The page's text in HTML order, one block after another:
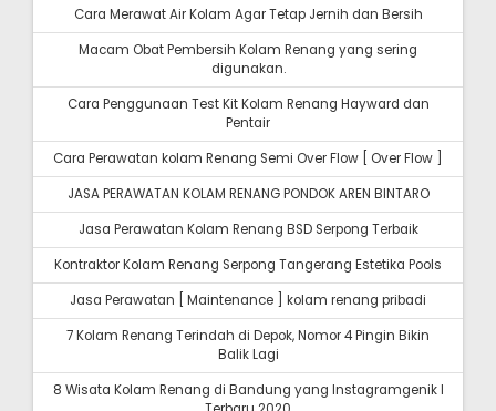
Cara Merawat Air Kolam Agar Tetap Jernih dan Bersih
Macam Obat Pembersih Kolam Renang yang sering
digunakan.
Cara Penggunaan Test Kit Kolam Renang Hayward dan
Pentair
Cara Perawatan kolam Renang Semi Over Flow [ Over Flow ]
JASA PERAWATAN KOLAM RENANG PONDOK AREN BINTARO
Jasa Perawatan Kolam Renang BSD Serpong Terbaik
Kontraktor Kolam Renang Serpong Tangerang Estetika Pools
Jasa Perawatan [ Maintenance ] kolam renang pribadi
7 Kolam Renang Terindah di Depok, Nomor 4 Pingin Bikin
Balik Lagi
8 Wisata Kolam Renang di Bandung yang Instagramgenik I